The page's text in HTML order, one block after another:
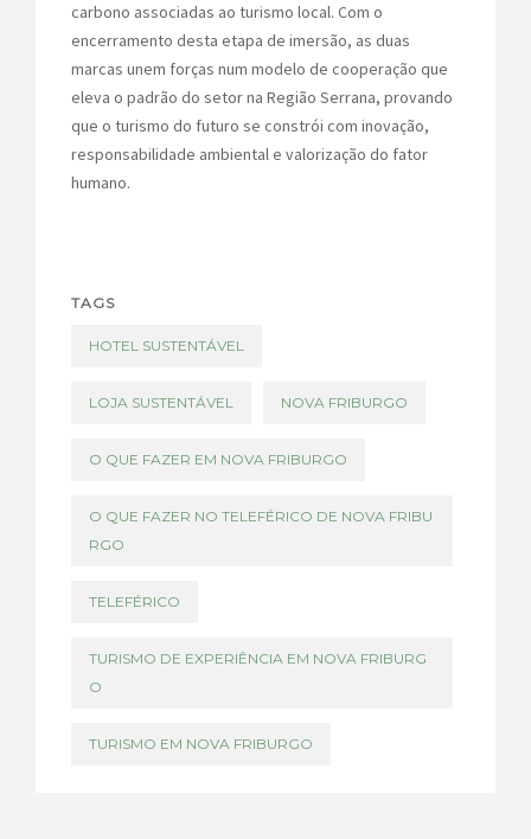
carbono associadas ao turismo local. Com o
encerramento desta etapa de imersão, as duas
marcas unem forças num modelo de cooperação que
eleva o padrão do setor na Região Serrana, provando
que o turismo do futuro se constrói com inovação,
responsabilidade ambiental e valorização do fator
humano.
TAGS
HOTEL SUSTENTÁVEL
LOJA SUSTENTÁVEL NOVA FRIBURGO
O QUE FAZER EM NOVA FRIBURGO
O QUE FAZER NO TELEFÉRICO DE NOVA FRIBU
RGO
TELEFÉRICO
TURISMO DE EXPERIÊNCIA EM NOVA FRIBURG
O
TURISMO EM NOVA FRIBURGO